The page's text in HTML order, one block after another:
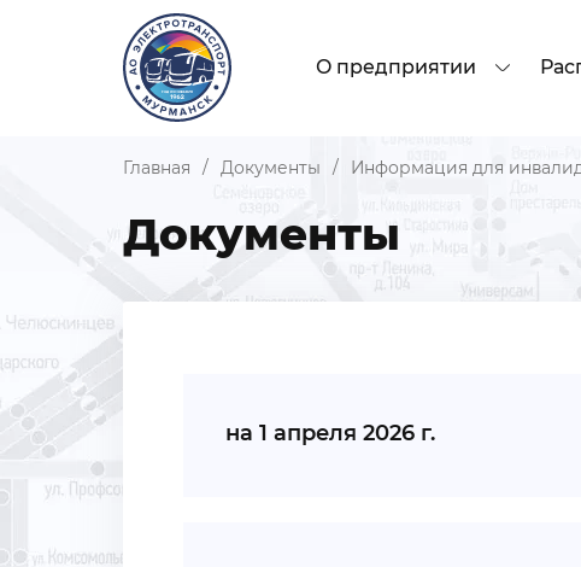
О предприятии
Главная / Документы / Информация для
Документы
на 1 апреля 2026 г.